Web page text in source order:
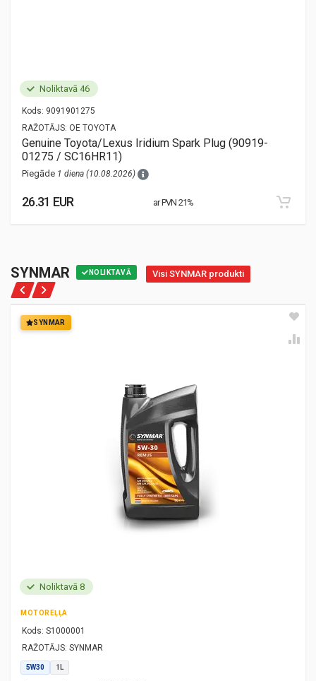
Noliktavā 46
Kods: 9091901275
RAŽOTĀJS: OE TOYOTA
Genuine Toyota/Lexus Iridium Spark Plug (90919-
01275 / SC16HR11)
Piegāde 1 diena (10.08.2026)
26.31 EUR ar PVN 21%
SYNMAR NOLIKTAVĀ Visi SYNMAR produkti
SYNMAR
Noliktavā 8
MOTOREĻĻA
Kods: S1000001
RAŽOTĀJS: SYNMAR
5W30 1L